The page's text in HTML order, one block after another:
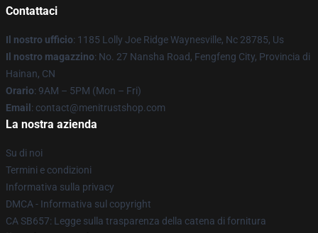
Contattaci
Il nostro ufficio: 1185 Lolly Joe Ridge Waynesville, Nc 28785, Us
Il nostro magazzino: No. 27 Nansha Road, Fengfeng City, Provincia di
Hainan, CN
Orario: 9AM – 5PM (Mon – Fri)
Email : contact@menitrustshop.com
La nostra azienda
Su di noi
Termini e condizioni
Informativa sulla privacy
DMCA - Informativa sul copyright
CA SB657: Legge sulla trasparenza della catena di fornitura